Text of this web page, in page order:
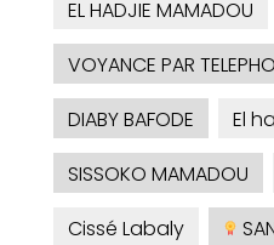
EL HADJIE MAMADOU
VOYANCE PAR
DIABY BAFODE
El
SISSOKO MAMADOU
Cissé Labaly